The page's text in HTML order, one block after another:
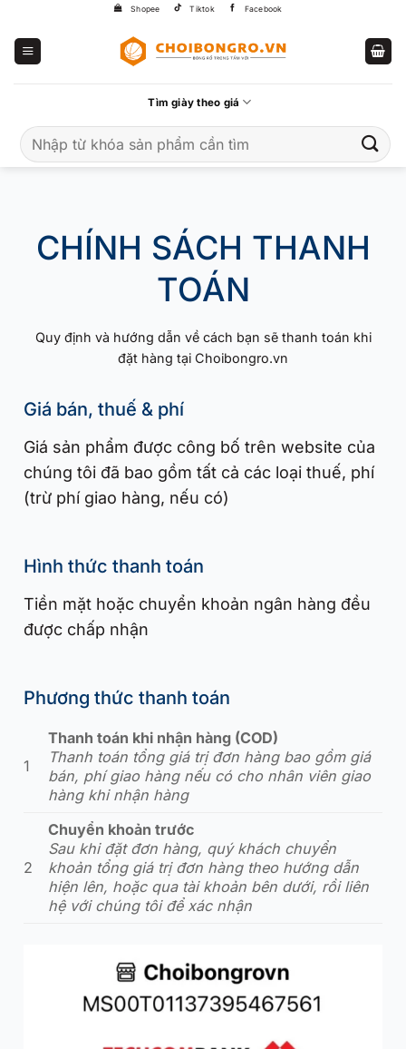
Shopee Tiktok Facebook
Tìm giày theo giá
kiếm:
CHÍNH SÁCH THANH
TOÁN
Quy định và hướng dẫn về cách bạn sẽ thanh toán khi
đặt hàng tại Choibongro.vn
Giá bán, thuế & phí
Giá sản phẩm được công bố trên website của
chúng tôi đã bao gồm tất cả các loại thuế, phí
(trừ phí giao hàng, nếu có)
Hình thức thanh toán
Tiền mặt hoặc chuyển khoản ngân hàng đều
được chấp nhận
Phương thức thanh toán
1
Thanh toán khi nhận hàng (COD)
Thanh toán tổng giá trị đơn hàng bao gồm giá
bán, phí giao hàng nếu có cho nhân viên giao
hàng khi nhận hàng
2
Chuyển khoản trước
Sau khi đặt đơn hàng, quý khách chuyển
khoản tổng giá trị đơn hàng theo hướng dẫn
hiện lên, hoặc qua tài khoản bên dưới, rồi liên
hệ với chúng tôi để xác nhận